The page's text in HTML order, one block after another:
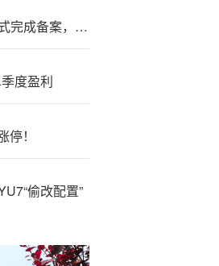
厦:门国贸旗下私募正式完成备案，原公募老将董晓亮担任法定代表人
度盈利
！
偷改配置”